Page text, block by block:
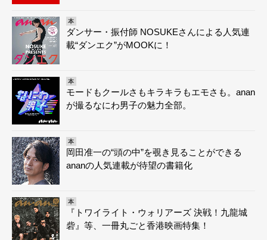
本
ダンサー・振付師 NOSUKEさんによる人気連
載“ダンエク”がMOOKに！
本
モードもクールさもキラキラもエモさも。anan
が撮るなにわ男子の魅力全部。
本
岡田准一の“頭の中”を覗き見ることができる
ananの人気連載が待望の書籍化
本
『トワイライト・ウォリアーズ 決戦！九龍城
砦』等、一冊丸ごと香港映画特集！